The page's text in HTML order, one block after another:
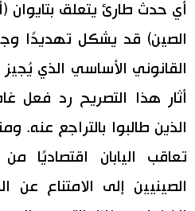
أي حدث طارئ يتعلق بتايوان
الصين) قد يشكل تهديدًا
القانوني الأساسي الذي يُجيز
أثار هذا التصريح رد فعل
الذين طالبوا بالتراجع عنه.
تعاقب اليابان اقتصاديًا
الصينيين إلى الامتناع